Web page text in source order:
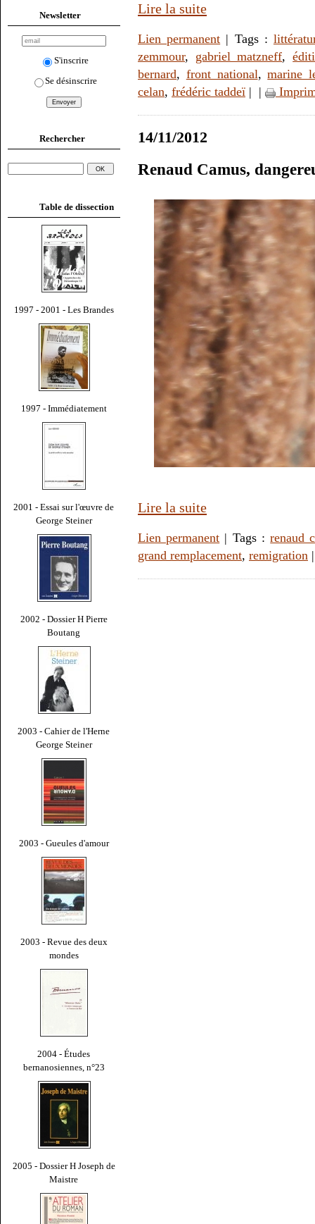
Newsletter
S'inscrire
Se désinscrire
Rechercher
Table de dissection
1997 - 2001 - Les Brandes
1997 - Immédiatement
2001 - Essai sur l'œuvre de
George Steiner
2002 - Dossier H Pierre
Boutang
2003 - Cahier de l'Herne
George Steiner
2003 - Gueules d'amour
2003 - Revue des deux
mondes
2004 - Études
bernanosiennes, n°23
2005 - Dossier H Joseph de
Maistre
Lire la suite
Lien permanent | Tags :
zemmour, gabriel matzneff,
bernard, front national,marine
celan, frédéric taddeï | |
14/11/2012
Renaud Camus,
Lire la suite
Lien permanent | Tags :renaud
grand remplacement, remigration